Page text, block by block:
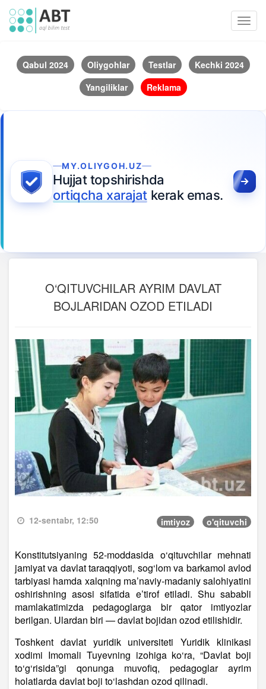
Qabul 2024 Oliygohlar Testlar
Kechki 2024
Yangiliklar
Reklama
MY.OLIYGOH.UZ
Hujjat topshirishda
ortiqcha xarajatkerak emas.
O‘QITUVCHILAR AYRIM DAVLAT
BOJLARIDAN OZOD ETILADI
12-sentabr, 12:50 imtiyoz o'qituvchi
Konstitutsiyaning 52-moddasida o‘qituvchilar mehnati
jamiyat va davlat taraqqiyoti, sog‘lom va barkamol avlod
tarbiyasi hamda xalqning ma’naviy-madaniy salohiyatini
oshirishning asosi sifatida e’tirof etiladi. Shu sababli
mamlakatimizda pedagoglarga bir qator imtiyozlar
berilgan. Ulardan biri — davlat bojidan ozod etilishidir.
Toshkent davlat yuridik universiteti Yuridik klinikasi
xodimi Imomali Tuyevning izohiga ko‘ra, “Davlat boji
to‘g‘risida”gi qonunga muvofiq, pedagoglar ayrim
holatlarda davlat boji to‘lashdan ozod qilinadi.